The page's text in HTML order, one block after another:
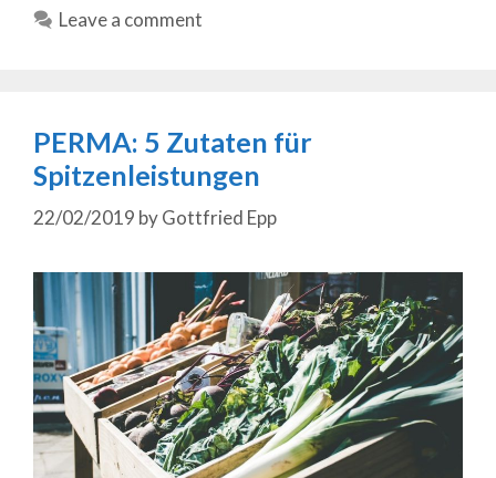
Leave a comment
PERMA: 5 Zutaten für
Spitzenleistungen
22/02/2019 byGottfried Epp